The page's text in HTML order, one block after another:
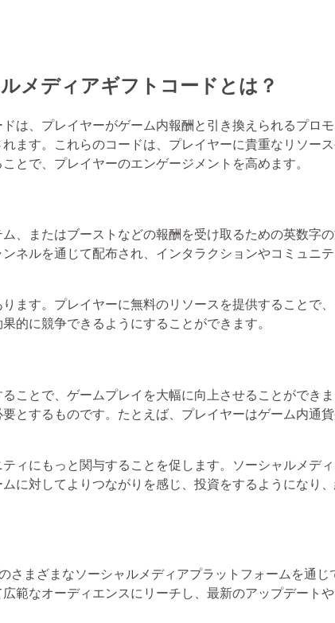
メディアギフトコードとは？
は、プレイヤーがゲーム内報酬と引き換えられるプロ
ます。これらのコードは、プレイヤーに貴重なリソー
とで、プレイヤーのエンゲージメントを高めます。
、またはブーストなどの報酬を受け取るための英数字
ネルを通じて配布され、インタラクションやコミュニ
ます。プレイヤーに無料のリソースを提供することで
的に競争できるようにすることができます。
ことで、ゲームプレイを大幅に向上させることができま
とするものです。たとえば、プレイヤーはゲーム内通
ィにもっと関与することを促します。ソーシャルメデ
に対してよりつながりを感じ、投資をするようになり
まざまなソーシャルメディアプラットフォームを通じ
範なオーディエンスにリーチし、最新のアップデート